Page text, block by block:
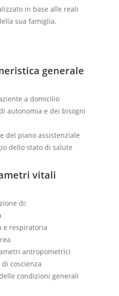
in base alle reali
sua famiglia.
generale
a domicilio
autonomia e dei bisogni
del piano assistenziale
dello stato di salute
vitali
di:
e respiratoria
antropometrici
coscienza
condizioni generali